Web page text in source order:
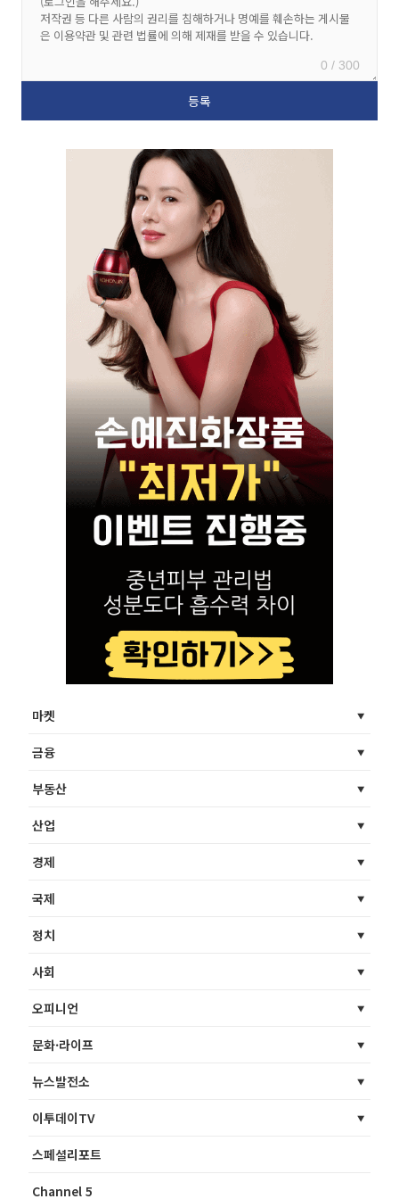
0 / 300
마켓
금융
부동산
산업
경제
국제
정치
사회
오피니언
문화·라이프
뉴스발전소
이투데이TV
스페셜리포트
Channel 5